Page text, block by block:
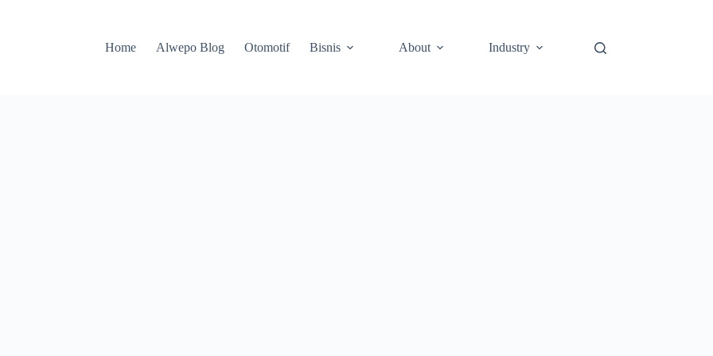
Home
Alwepo Blog Otomotif Bisnis About Industry